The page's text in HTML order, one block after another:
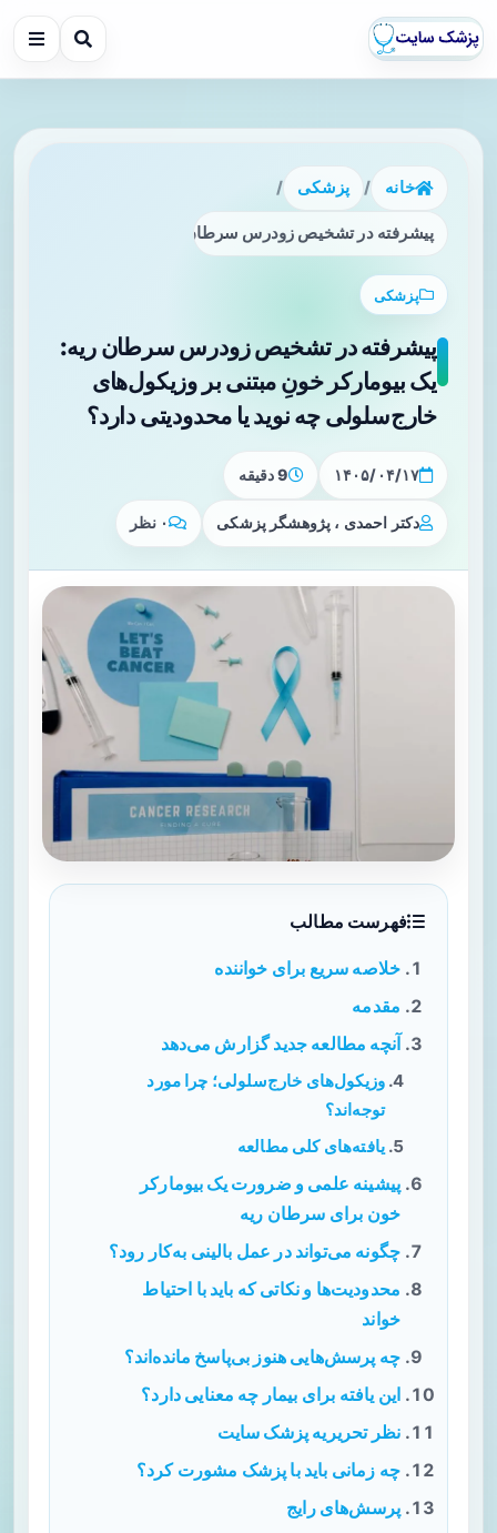
خانه / پزشکی /
پیشرفته در تشخیص زودرس سرطان ریه: یک بیومارکر خونِ
پزشکی
پیشرفته در تشخیص زودرس سرطان ریه:
یک بیومارکر خونِ مبتنی بر وزیکول‌های
خارج‌سلولی چه نوید یا محدودیتی دارد؟
۱۴۰۵/۰۴/۱۷ 9 دقیقه
دکتر احمدی ، پژوهشگر پزشکی ۰ نظر
فهرست مطالب
خلاصه سریع برای خواننده
مقدمه
آنچه مطالعه جدید گزارش می‌دهد
وزیکول‌های خارج‌سلولی؛ چرا مورد
توجه‌اند؟
یافته‌های کلی مطالعه
پیشینه علمی و ضرورت یک بیومارکر
خون برای سرطان ریه
چگونه می‌تواند در عمل بالینی به‌کار رود؟
محدودیت‌ها و نکاتی که باید با احتیاط
خواند
چه پرسش‌هایی هنوز بی‌پاسخ مانده‌اند؟
این یافته برای بیمار چه معنایی دارد؟
نظر تحریریه پزشک سایت
چه زمانی باید با پزشک مشورت کرد؟
پرسش‌های رایج